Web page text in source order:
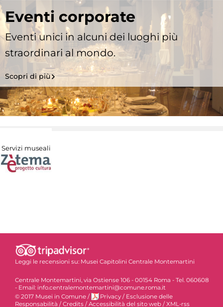
Eventi corporate
Eventi unici in alcuni dei luoghi più
straordinari al mondo.
Scopri di più
Servizi museali
Leggi le recensioni su: Musei Capitolini Centrale Montemartini
Centrale Montemartini, via Ostiense 106 - 00154 Roma - Tel. 060608
- Email: info.centralemontemartini@comune.roma.it
© 2017 Musei in Comune / Privacy / Esclusione delle
Responsabilità / Credits / Accessibilità del sito web / XML-rss